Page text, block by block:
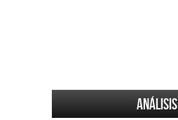
Análisis